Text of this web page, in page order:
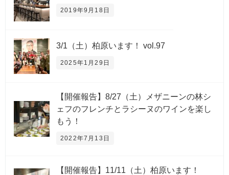
2019年9月18日
3/1（土）柏原います！ vol.97
2025年1月29日
【開催報告】8/27（土）メザニーンの林シ
ェフのフレンチとラシーヌのワインを楽し
もう！
2022年7月13日
【開催報告】11/11（土）柏原います！